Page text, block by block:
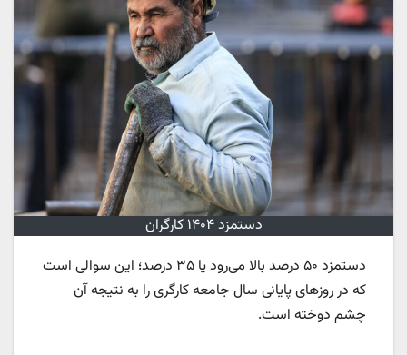
دستمزد ۱۴۰۴ کارگران
دستمزد ۵۰ درصد بالا می‌رود یا ۳۵ درصد؛ این سوالی است
که در روزهای پایانی سال جامعه کارگری را به نتیجه آن
چشم دوخته است.